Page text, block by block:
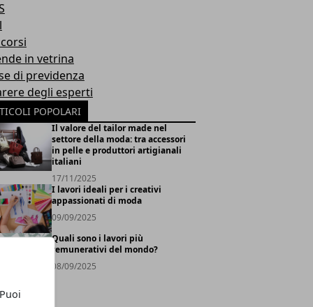
in vetrina
di previdenza
degli esperti
POPOLARI
Il valore del tailor made nel
settore della moda: tra accessori
in pelle e produttori artigianali
italiani
17/11/2025
I lavori ideali per i creativi
appassionati di moda
09/09/2025
Quali sono i lavori più
remunerativi del mondo?
08/09/2025